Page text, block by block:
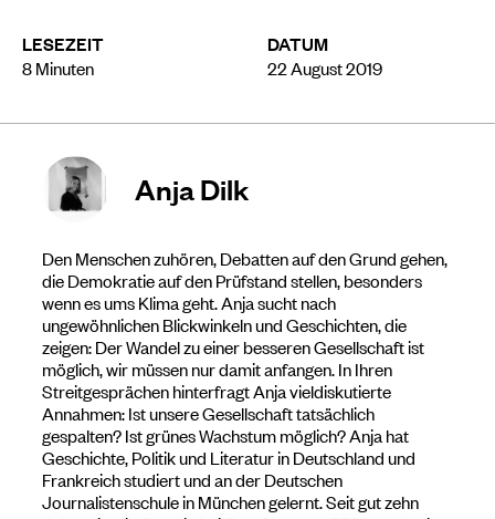
LESEZEIT
8Minuten
DATUM
22 August 2019
Anja Dilk
Den Menschen zuhören, Debatten auf den Grund gehen,
die Demokratie auf den Prüfstand stellen, besonders
wenn es ums Klima geht. Anja sucht nach
ungewöhnlichen Blickwinkeln und Geschichten, die
zeigen: Der Wandel zu einer besseren Gesellschaft ist
möglich, wir müssen nur damit anfangen. In Ihren
Streitgesprächen hinterfragt Anja vieldiskutierte
Annahmen: Ist unsere Gesellschaft tatsächlich
gespalten? Ist grünes Wachstum möglich? Anja hat
Geschichte, Politik und Literatur in Deutschland und
Frankreich studiert und an der Deutschen
Journalistenschule in München gelernt. Seit gut zehn